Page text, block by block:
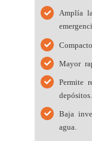
Amplía
Mayor
Permite
depósitos.
Baja
agua.